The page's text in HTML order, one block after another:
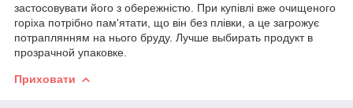
застосовувати його з обережністю. При купівлі вже очищеного
горіха потрібно пам'ятати, що він без плівки, а це загрожує
потраплянням на нього бруду. Лучше выбирать продукт в
прозрачной упаковке.
Приховати